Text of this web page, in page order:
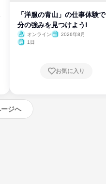
「洋服の青山」の仕事体験
分の強みを見つけよう!
オンライン
2026年8月
1日
お気に入り
ージへ